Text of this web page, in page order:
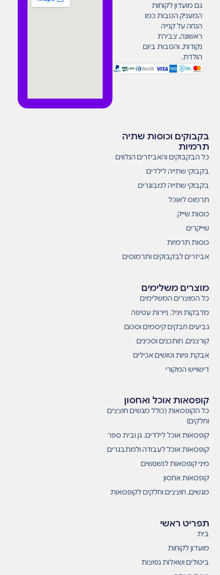
גם מועדון לקוחות
המעניק הטבות כמו
הנחה על קנייה
ראשונה, צבירת
נקודות, והטבות ביום
הולדת.
תפריט ראשי
בית
מועדון לקוחות
ביטולים ושאלות נפוצות
קופסאות אוכל ואחסון
כל הקופסאות (כולל מגשים חוצצים
וחלקים)
קופסאות אוכל לילדים. גן ובית ספר
קופסאות אוכל לעבודה ולמתבגרים
מיני קופסאות לנשנושים
קופסאות אחסון
מגשים, חוצצים וחלקים לקופסאות
מוצרים משלימים
כל המוצרים המשלימים
מדבקות ויניל, ניירות עטיפה
גביעים חבקים קיסמים וסכום
קורצנים, חותכנים וסכינים
אבקת פיות וטושים אכילים
דישוייש המקורי
בקבוקים וכוסות שתיה
תרמיות
כל הבקבוקים והאביזרים הנלווים
בקבוקי שתייה לילדים
בקבוקי שתייה למבוגרים
תרמוס לאוכל
כוסות שייק
שייקרים
כוסות תרמיות
אביזרים לבקבוקים ותרמוסים